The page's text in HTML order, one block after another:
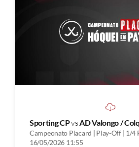
Sporting CPvsAD Valongo /
Campeonato Placard | Play-Off | 1/4
16/05/2026 11:55